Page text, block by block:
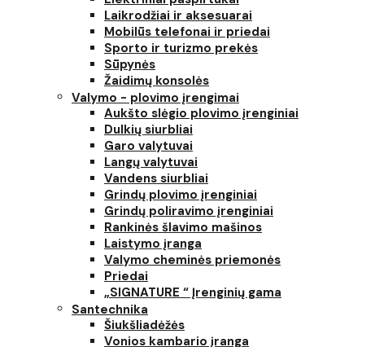
Laikrodžiai ir aksesuarai
Mobilūs telefonai ir priedai
Sporto ir turizmo prekės
Sūpynės
Žaidimų konsolės
Valymo - plovimo įrengimai
Aukšto slėgio plovimo įrenginiai
Dulkių siurbliai
Garo valytuvai
Langų valytuvai
Vandens siurbliai
Grindų plovimo įrenginiai
Grindų poliravimo įrenginiai
Rankinės šlavimo mašinos
Laistymo įranga
Valymo cheminės priemonės
Priedai
„SIGNATURE “ Įrenginių gama
Santechnika
Šiukšliadėžės
Vonios kambario įranga